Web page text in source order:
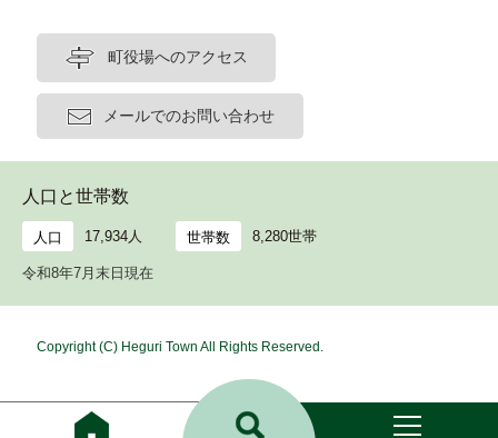
町役場へのアクセス
メールでのお問い合わせ
人口と世帯数
人口 17,934人 世帯数 8,280世帯
令和8年7月末日現在
Copyright (C) Heguri Town All Rights Reserved.